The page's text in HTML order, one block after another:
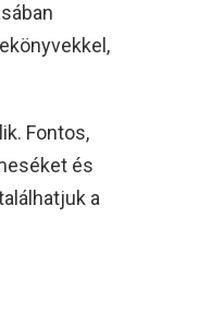
Fontos,
és
a